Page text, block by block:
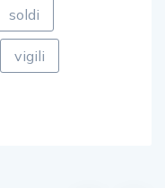
soldi
vigili